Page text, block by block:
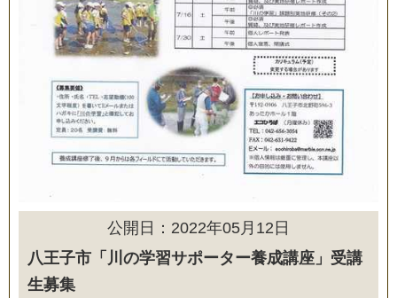
公開日：2022年05月12日
八王子市「川の学習サポーター養成講座」受講
生募集